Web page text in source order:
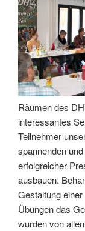
Räumen des
interessantes
Teilnehmer
spannenden
erfolgreicher
ausbauen.
Gestaltung
Übungen das
wurden von